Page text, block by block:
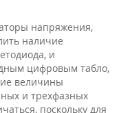
напряжения,
наличие
и
цифровым табло,
величины
и трехфазных
поскольку для